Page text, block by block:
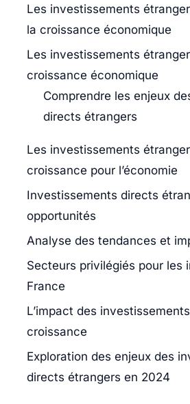
Les investissements
la croissance économique
Les investissements
croissance économique
Comprendre les enjeux
directs étrangers
Les investissements
croissance pour l’économie
Investissements directs
opportunités
Analyse des tendances et
Secteurs privilégiés pour les
France
L’impact des
croissance
Exploration des enjeux des
directs étrangers en 2024